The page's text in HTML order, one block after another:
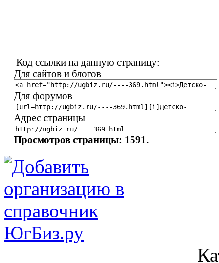
Код ссылки на данную страницу:
Для сайтов и блогов
Для форумов
Адрес страницы
Просмотров страницы: 1591.